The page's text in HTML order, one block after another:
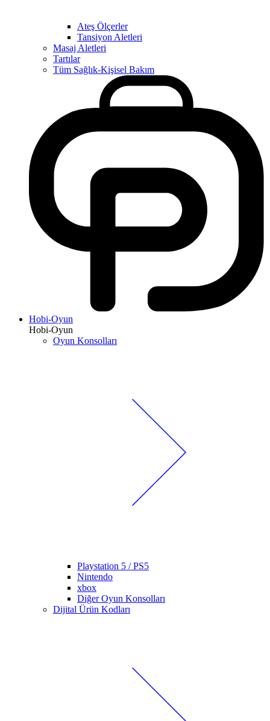
Ateş Ölçerler
Tansiyon Aletleri
Masaj Aletleri
Tartılar
Tüm Sağlık-Kişisel Bakım
Hobi-Oyun
Hobi-Oyun
Oyun Konsolları
Playstation 5 / PS5
Nintendo
xbox
Diğer Oyun Konsolları
Dijital Ürün Kodları